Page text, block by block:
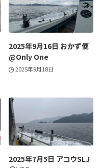
2025年9月16日 おかず便
@Only One
2025年9月18日
2025年7月5日 アコウSLJ